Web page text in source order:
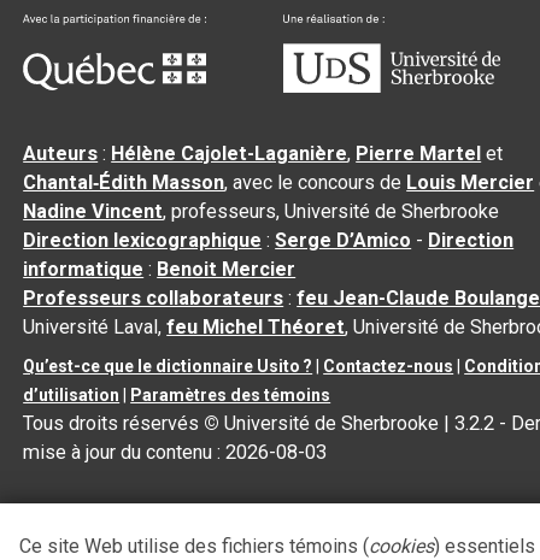
Auteurs : Hélène Cajolet-Laganière, Pierre Martel et
Chantal‑Édith Masson, avec le concours de Louis Mercier
Nadine Vincent, professeurs, Université de Sherbrooke
Direction lexicographique :Serge D’Amico - Direction
informatique : Benoit Mercier
Professeurs collaborateurs :feu Jean-Claude
Université Laval,feu Michel Théoret, Université de
Qu’est-ce que le dictionnaire Usito ? Contactez-nous
d’utilisation
Paramètres des témoins
Tous droits réservés © Université de Sherbrooke |3.2.2 -
mise à jour du contenu :2026-08-03
Ce site Web utilise des fichiers témoins (cookies) essentiels